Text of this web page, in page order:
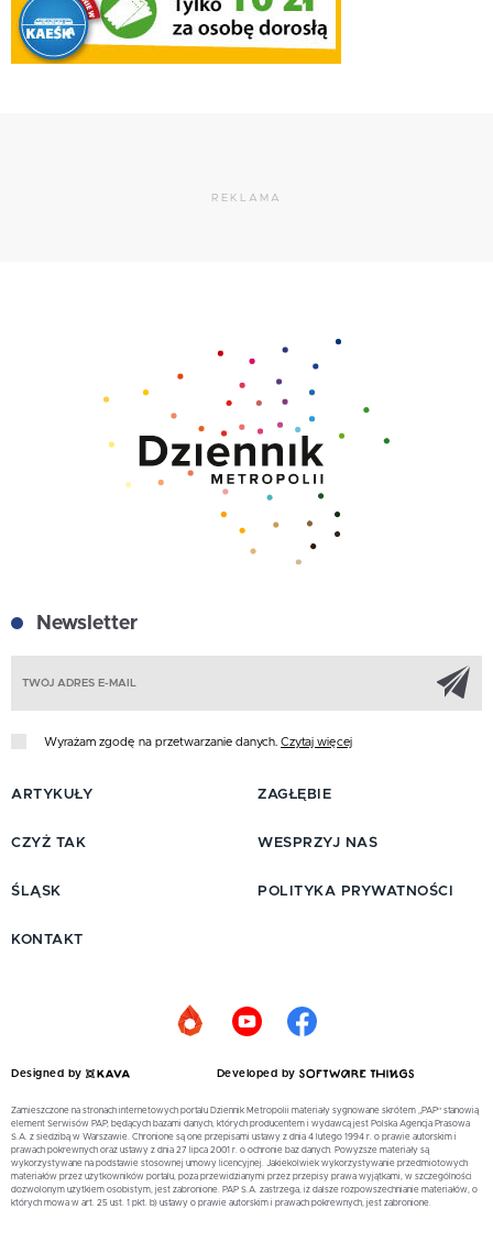
REKLAMA
Newsletter
Wyrażam zgodę na przetwarzanie danych. Czytaj więcej
ARTYKUŁY
CZYŻ TAK
ŚLĄSK
ZAGŁĘBIE
WESPRZYJ NAS
POLITYKA PRYWATNOŚCI
KONTAKT
Designed by Developed by
Zamieszczone na stronach internetowych portalu Dziennik Metropolii materiały sygnowane skrótem „PAP” stanowią
element Serwisów PAP, będących bazami danych, których producentem i wydawcą jest Polska Agencja Prasowa
S.A. z siedzibą w Warszawie. Chronione są one przepisami ustawy z dnia 4 lutego 1994 r. o prawie autorskim i
prawach pokrewnych oraz ustawy z dnia 27 lipca 2001 r. o ochronie baz danych. Powyższe materiały są
wykorzystywane na podstawie stosownej umowy licencyjnej. Jakiekolwiek wykorzystywanie przedmiotowych
materiałów przez użytkowników portalu, poza przewidzianymi przez przepisy prawa wyjątkami, w szczególności
dozwolonym użytkiem osobistym, jest zabronione. PAP S.A. zastrzega, iż dalsze rozpowszechnianie materiałów, o
których mowa w art. 25 ust. 1 pkt. b) ustawy o prawie autorskim i prawach pokrewnych, jest zabronione.